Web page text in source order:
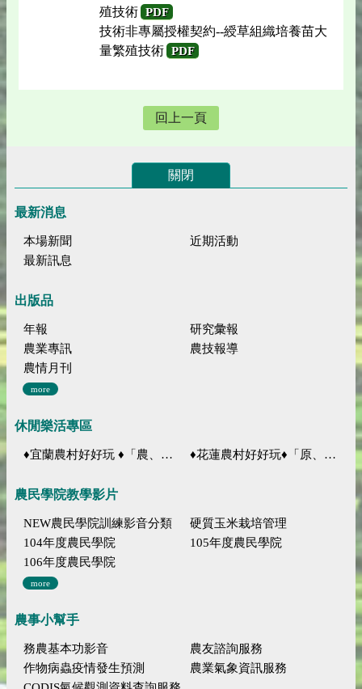
殖技術 PDF
技術非專屬授權契約--綬草組織培養苗大
量繁殖技術 PDF
回上一頁
關閉
最新消息
本場新聞
近期活動
最新訊息
出版品
年報
研究彙報
農業專訊
農技報導
農情月刊
more
休閒樂活專區
♦宜蘭農村好好玩 ♦「農、藝、山、水」四條遊程推薦 ♦花蓮農村好好玩♦「原、生、慢、活」四條遊程推薦
農民學院教學影片
NEW農民學院訓練影音分類
硬質玉米栽培管理
104年度農民學院
105年度農民學院
106年度農民學院
more
農事小幫手
務農基本功影音
農友諮詢服務
作物病蟲疫情發生預測
農業氣象資訊服務